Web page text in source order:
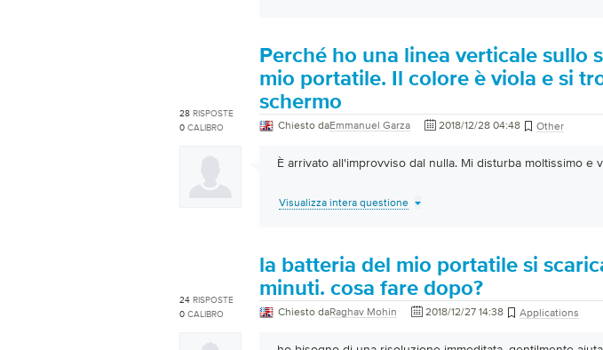
28 RISPOSTE
0 CALIBRO
Perché ho una linea verticale sullo
mio portatile. Il colore è viola e si
schermo
Chiesto daEmmanuel Garza 2018/12/28 04:48 Other
È arrivato all'improvviso dal nulla. Mi disturba moltissimo e
Visualizza intera questione
24 RISPOSTE
0 CALIBRO
la batteria del mio portatile si
minuti. cosa fare dopo?
Chiesto daRaghav Mohin 2018/12/27 14:38 Applications